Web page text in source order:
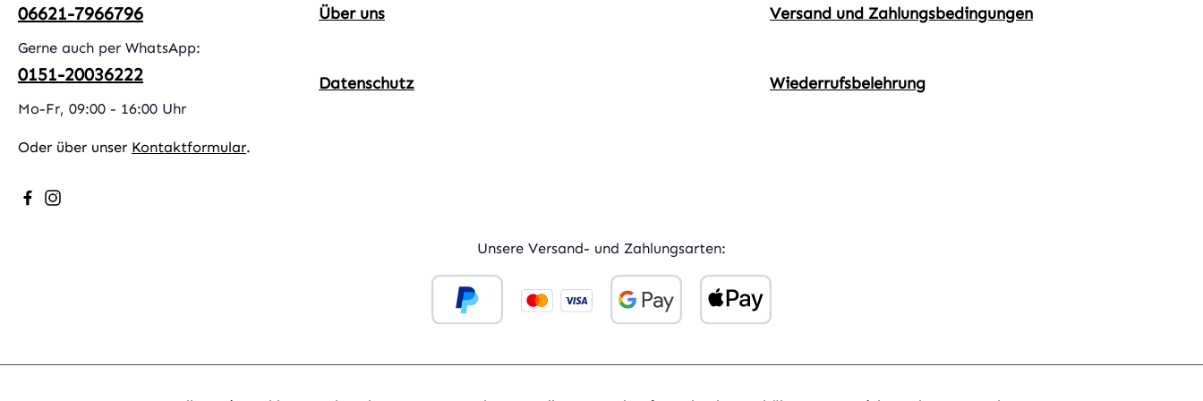
06621-7966796
Gerne auch per WhatsApp:
0151-20036222
Mo-Fr, 09:00 - 16:00 Uhr
Oder über unser Kontaktformular.
Besuche uns auf Facebook – öffnet in neuem Tab (externer Link)
Schau auf Instagram vorbei – öffnet in neuem Tab (externer Link)
Über uns Versand und Zahlungsbedingungen
Datenschutz Wiederrufsbelehrung
Unsere Versand- und Zahlungsarten: